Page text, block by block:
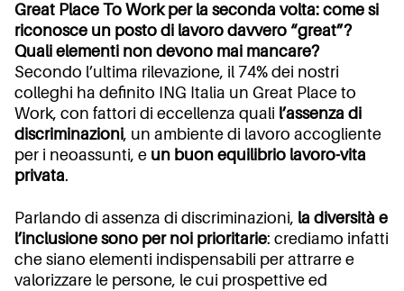
Great Place To Work per la seconda volta: come si
riconosce un posto di lavoro davvero “great”?
Quali elementi non devono mai mancare?
Secondo l’ultima rilevazione, il 74% dei nostri
colleghi ha definito ING Italia un Great Place to
Work, con fattori di eccellenza quali l’assenza di
discriminazioni, un ambiente di lavoro accogliente
per i neoassunti, e un buon equilibrio lavoro-vita
privata.
Parlando di assenza di discriminazioni, la diversità e
l’inclusione sono per noi prioritarie: crediamo infatti
che siano elementi indispensabili per attrarre e
valorizzare le persone, le cui prospettive ed